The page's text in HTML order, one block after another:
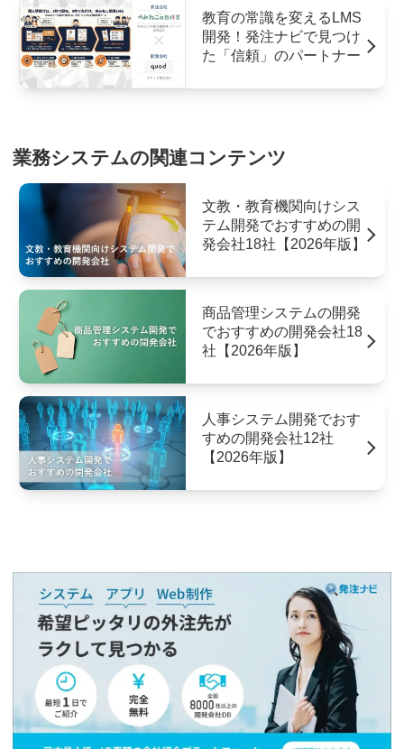
教育の常識を変えるLMS
開発！発注ナビで見つけ
た「信頼」のパートナー
業務システムの関連コンテンツ
文教・教育機関向けシス
テム開発でおすすめの開
発会社18社【2026年版】
商品管理システムの開発
でおすすめの開発会社18
社【2026年版】
人事システム開発でおす
すめの開発会社12社
【2026年版】